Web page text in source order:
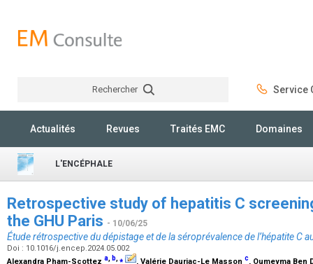
Rechercher Service
Actualités Revues Traités EMC Domaines
L'ENCÉPHALE
Retrospective study of hepatitis C
the GHU Paris - 10/06/25
Étude rétrospective du dépistage et de la séroprévalence de l’hépatite C
Doi : 10.1016/j.encep.2024.05.002
Alexandra Pham-Scottez a, b,⁎ , Valérie Dauriac-Le Masson c, Oumeyma Ben